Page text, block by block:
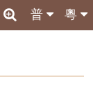
粵
普